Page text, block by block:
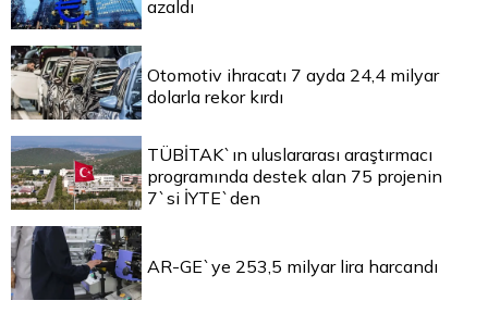
azaldı
Otomotiv ihracatı 7 ayda 24,4 milyar
dolarla rekor kırdı
TÜBİTAK`ın uluslararası araştırmacı
programında destek alan 75 projenin
7`si İYTE`den
AR-GE`ye 253,5 milyar lira harcandı